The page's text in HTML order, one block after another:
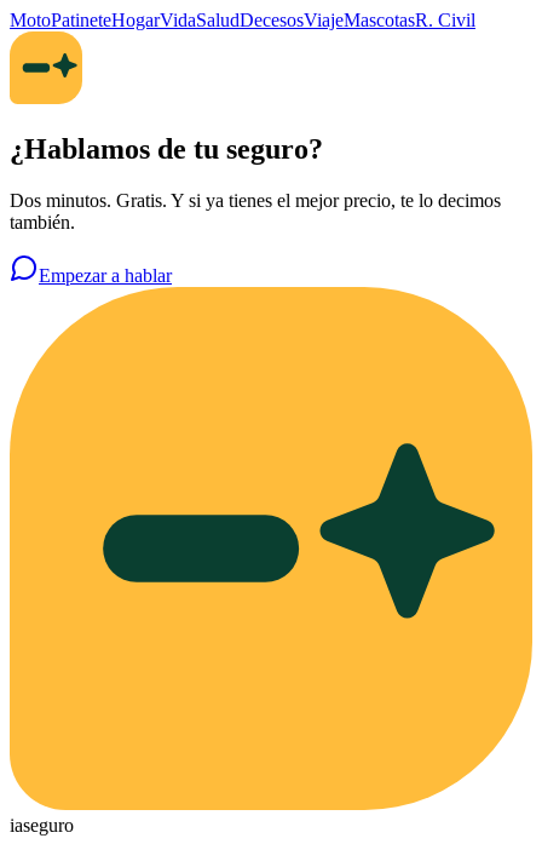
MotoPatineteHogarVidaSaludDecesosViajeMascotasR. Civil
¿Hablamos de tu seguro?
Dos minutos. Gratis. Y si ya tienes el mejor precio, te lo decimos
también.
Empezar a hablar
iaseguro